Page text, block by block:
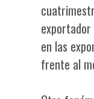
en las
frente al